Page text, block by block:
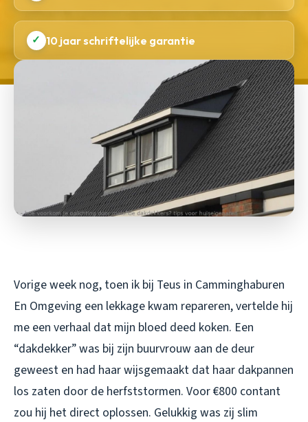
✓ 10 jaar schriftelijke garantie
Vorige week nog, toen ik bij Teus in Camminghaburen
En Omgeving een lekkage kwam repareren, vertelde hij
me een verhaal dat mijn bloed deed koken. Een
“dakdekker” was bij zijn buurvrouw aan de deur
geweest en had haar wijsgemaakt dat haar dakpannen
los zaten door de herfststormen. Voor €800 contant
zou hij het direct oplossen. Gelukkig was zij slim